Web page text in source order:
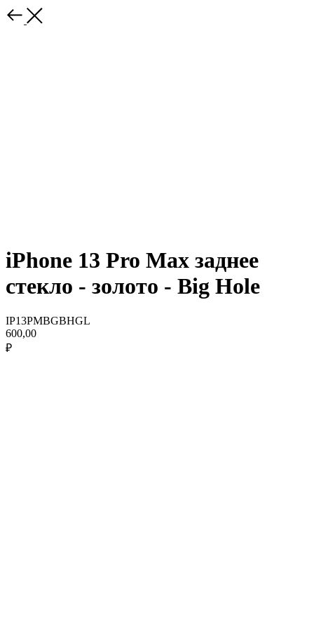
iPhone 13 Pro Max заднее
стекло - золото - Big Hole
IP13PMBGBHGL
600,00
₽